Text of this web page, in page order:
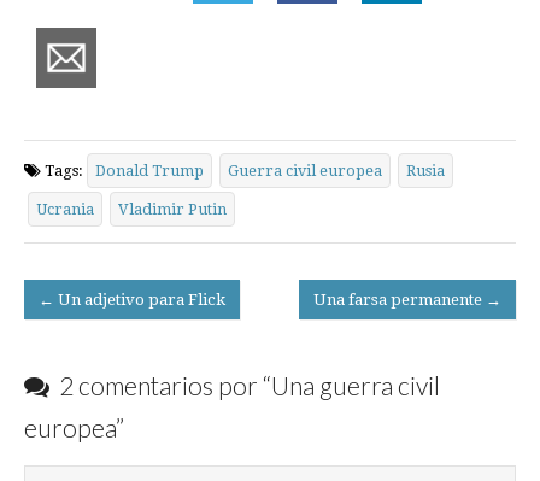
Tags: Donald Trump Guerra civil europea Rusia
Ucrania Vladimir Putin
Post
navigation
← Un adjetivo para Flick Una farsa permanente →
2 comentarios por “Una guerra civil
europea”